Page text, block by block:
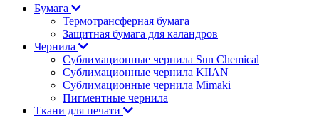
Бумага
Термотрансферная бумага
Защитная бумага для каландров
Чернила
Сублимационные чернила Sun Chemical
Сублимационные чернила KIIAN
Сублимационные чернила Mimaki
Пигментные чернила
Ткани для печати